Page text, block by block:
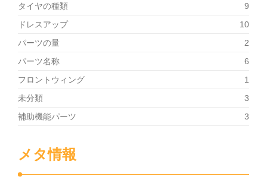
タイヤの種類
9
ドレスアップ
10
パーツの量
2
パーツ名称
6
フロントウィング
1
未分類
3
補助機能パーツ
3
メタ情報